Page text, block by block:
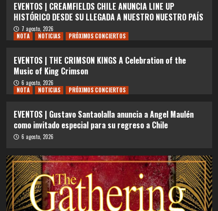
EVENTOS | CREAMFIELDS CHILE ANUNCIA LINE UP
HISTÓRICO DESDE SU LLEGADA A NUESTRO NUESTRO PAÍS
7 agosto, 2026
NOTA
NOTICIAS PRÓXIMOS CONCIERTOS
EVENTOS | THE CRIMSON KINGS A Celebration of the
Music of King Crimson
6 agosto, 2026
NOTA
NOTICIAS PRÓXIMOS CONCIERTOS
EVENTOS | Gustavo Santaolalla anuncia a Angel Maulén
como invitado especial para su regreso a Chile
6 agosto, 2026